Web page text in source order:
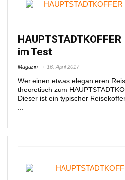
im Test
Magazin 16. April 2017
Wer einen etwas eleganteren
theoretisch zum
Dieser ist ein typischer
...